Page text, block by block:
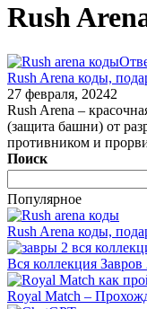
Rush
Rush Arena коды,
27 февраля, 20242
Rush Arena –
(защита башни) от
противником и
Поиск
Популярное
Rush Arena коды,
Вся коллекция
Royal Match –